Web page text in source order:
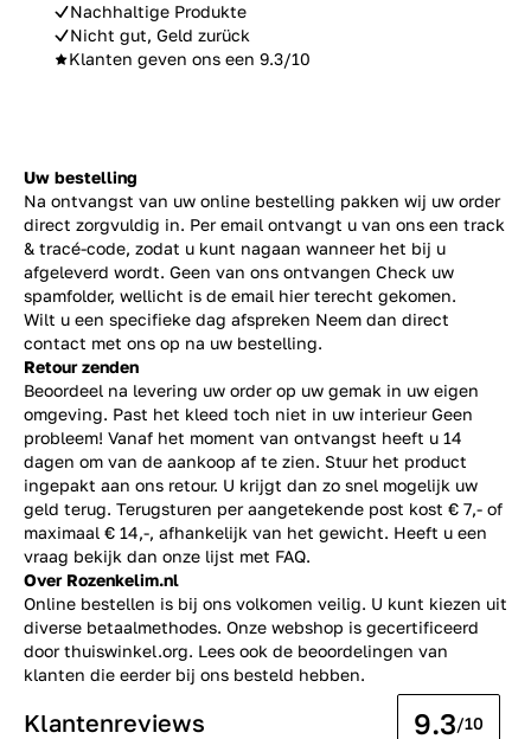
Nachhaltige Produkte
Nicht gut, Geld zurück
Klanten geven ons een 9.3/10
Uw bestelling
Na ontvangst van uw online bestelling pakken wij uw order
direct zorgvuldig in. Per email ontvangt u van ons een track
& tracé-code, zodat u kunt nagaan wanneer het bij u
afgeleverd wordt. Geen van ons ontvangen Check uw
spamfolder, wellicht is de email hier terecht gekomen.
Wilt u een specifieke dag afspreken Neem dan direct
contact met ons op na uw bestelling.
Retour zenden
Beoordeel na levering uw order op uw gemak in uw eigen
omgeving. Past het kleed toch niet in uw interieur Geen
probleem! Vanaf het moment van ontvangst heeft u 14
dagen om van de aankoop af te zien. Stuur het product
ingepakt aan ons retour. U krijgt dan zo snel mogelijk uw
geld terug. Terugsturen per aangetekende post kost € 7,- of
maximaal € 14,-, afhankelijk van het gewicht. Heeft u een
vraag bekijk dan onze lijst met FAQ.
Over Rozenkelim.nl
Online bestellen is bij ons volkomen veilig. U kunt kiezen uit
diverse betaalmethodes. Onze webshop is gecertificeerd
door thuiswinkel.org. Lees ook de beoordelingen van
klanten die eerder bij ons besteld hebben.
Klantenreviews 9.3/10